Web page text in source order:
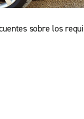
sobre los